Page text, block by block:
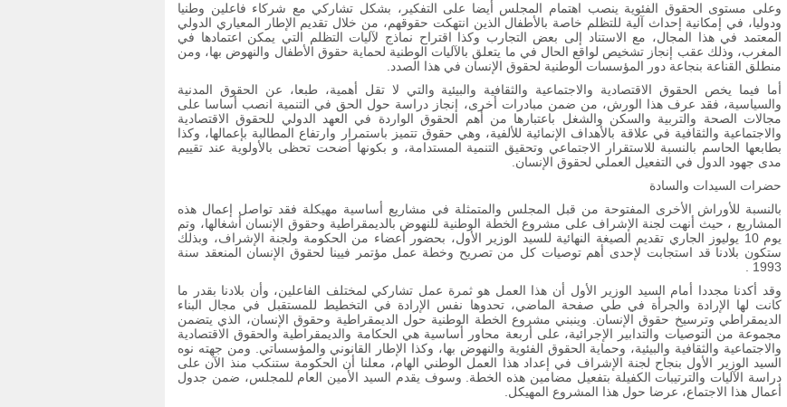
على المواطنة وحقوق
: فهم مشرك للمبادئ
( دليل الأندية)
وعلى مستوى الحقوق الفئوية ينصب اهتمام المجلس أيضا على التفكير، بشكل تشاركي مع شركاء فاعلين وطنيا
ودوليا، في إمكانية إحداث آلية للتظلم خاصة بالأطفال الذين انتهكت حقوقهم، من خلال تقديم الإطار المعياري الدولي
المعتمد في هذا المجال، مع الاستناد إلى بعض التجارب وكذا اقتراح نماذج لآليات التظلم التي يمكن اعتمادها في
المغرب، وذلك عقب إنجاز تشخيص لواقع الحال في ما يتعلق بالآليات الوطنية لحماية حقوق الأطفال والنهوض بها، ومن
منطلق القناعة بنجاعة دور المؤسسات الوطنية لحقوق الإنسان في هذا الصدد.
أما فيما يخص الحقوق الاقتصادية والاجتماعية والثقافية والبيئية والتي لا تقل أهمية، طبعا، عن الحقوق المدنية
والسياسية، فقد عرف هذا الورش، من ضمن مبادرات أخرى، إنجاز دراسة حول الحق في التنمية انصب أساسا على
مجالات الصحة والتربية والسكن والشغل باعتبارها من أهم الحقوق الواردة في العهد الدولي للحقوق الاقتصادية
والاجتماعية والثقافية في علاقة بالأهداف الإنمائية للألفية، وهي حقوق تتميز باستمرار وارتفاع المطالبة بإعمالها، وكذا
بطابعها الحاسم بالنسبة للاستقرار الاجتماعي وتحقيق التنمية المستدامة، و بكونها أضحت تحظى بالأولوية عند تقييم
مدى جهود الدول في التفعيل العملي لحقوق الإنسان.
حضرات السيدات والسادة
بالنسبة للأوراش الأخرى المفتوحة من قبل المجلس والمتمثلة في مشاريع أساسية مهيكلة فقد تواصل إعمال هذه
المشاريع ، حيث أنهت لجنة الإشراف على مشروع الخطة الوطنية للنهوض بالديمقراطية وحقوق الإنسان أشغالها، وتم
يوم 10 يوليوز الجاري تقديم الصيغة النهائية للسيد الوزير الأول، بحضور أعضاء من الحكومة ولجنة الإشراف، وبذلك
ستكون بلادنا قد استجابت لإحدى أهم توصيات كل من تصريح وخطة عمل مؤتمر فيينا لحقوق الإنسان المنعقد سنة
1993 .
وقد أكدنا مجددا أمام السيد الوزير الأول أن هذا العمل هو ثمرة عمل تشاركي لمختلف الفاعلين، وأن بلادنا بقدر ما
كانت لها الإرادة والجرأة في طي صفحة الماضي، تحدوها نفس الإرادة في التخطيط للمستقبل في مجال البناء
الديمقراطي وترسيخ حقوق الإنسان. وينبني مشروع الخطة الوطنية حول الديمقراطية وحقوق الإنسان، الذي يتضمن
مجموعة من التوصيات والتدابير الإجرائية، على أربعة محاور أساسية هي الحكامة والديمقراطية والحقوق الاقتصادية
والاجتماعية والثقافية والبيئية، وحماية الحقوق الفئوية والنهوض بها، وكذا الإطار القانوني والمؤسساتي. ومن جهته نوه
السيد الوزير الأول بنجاح لجنة الإشراف في إعداد هذا العمل الوطني الهام، معلنا أن الحكومة ستنكب منذ الآن على
دراسة الآليات والترتيبات الكفيلة بتفعيل مضامين هذه الخطة. وسوف يقدم السيد الأمين العام للمجلس، ضمن جدول
أعمال هذا الاجتماع، عرضا حول هذا المشروع المهيكل.